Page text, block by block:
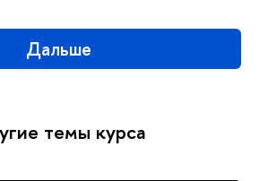
Дальше
темы курса